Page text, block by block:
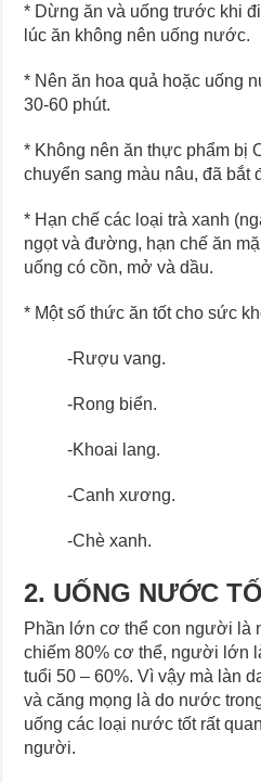
* Dừng ăn và uống trước khi
lúc ăn không nên uống nước.
* Nên ăn hoa quả hoặc uống
30-60 phút.
* Không nên ăn thực phẩm bị
chuyển sang màu nâu, đã bắt
* Hạn chế các loại trà xanh
ngọt và đường, hạn chế ăn
uống có cồn, mở và dầu.
* Một số thức ăn tốt cho sức
-Rượu vang.
-Rong biển.
-Khoai lang.
-Canh xương.
-Chè xanh.
2. UỐNG NƯỚC
Phần lớn cơ thể con người là
chiếm 80% cơ thể, người lớn
tuổi 50 – 60%. Vì vậy mà làn
và căng mọng là do nước
uống các loại nước tốt rất
người.